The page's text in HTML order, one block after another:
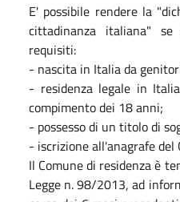
E' possibile rendere la
cittadinanza italiana"
requisiti:
- nascita in Italia da
- residenza legale in
compimento dei 18 anni;
- possesso di un titolo di
- iscrizione all'anagrafe del
Il Comune di residenza è
Legge n. 98/2013, ad